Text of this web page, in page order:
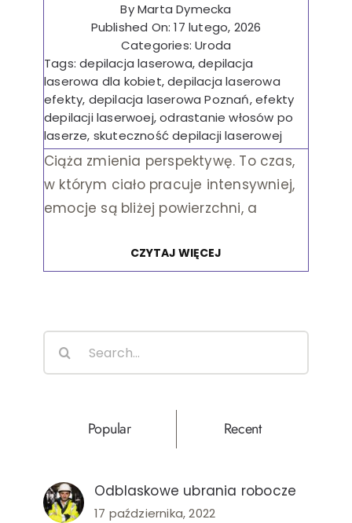
ByMarta Dymecka
Published On: 17 lutego, 2026
Categories:Uroda
Tags:depilacja laserowa,depilacja
laserowa dla kobiet,depilacja laserowa
efekty, depilacja laserowa Poznań,efekty
depilacji laserwoej,odrastanie włosów po
laserze, skuteczność depilacji laserowej
Ciąża zmienia perspektywę. To czas,
w którym ciało pracuje intensywniej,
emocje są bliżej powierzchni, a
CZYTAJ WIĘCEJ
Popular Recent
Odblaskowe ubrania robocze
17 października, 2022